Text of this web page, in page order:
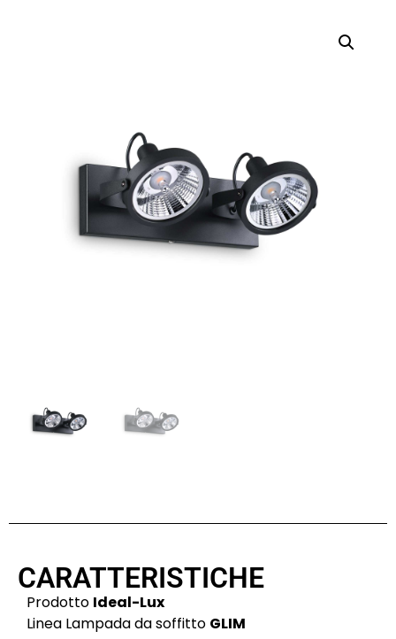
CARATTERISTICHE
Prodotto Ideal-Lux
Linea Lampada da soffitto GLIM